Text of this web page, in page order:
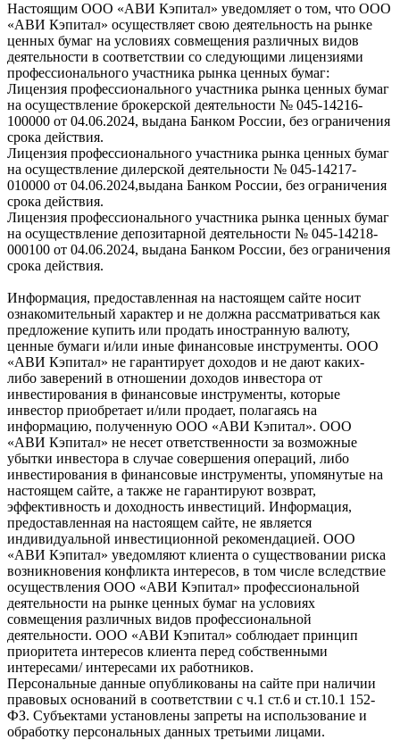
Настоящим ООО «АВИ Кэпитал» уведомляет о том, что ООО
«АВИ Кэпитал» осуществляет свою деятельность на рынке
ценных бумаг на условиях совмещения различных видов
деятельности в соответствии со следующими лицензиями
профессионального участника рынка ценных бумаг:
Лицензия профессионального участника рынка ценных бумаг
на осуществление брокерской деятельности № 045-14216-
100000 от 04.06.2024, выдана Банком России, без ограничения
срока действия.
Лицензия профессионального участника рынка ценных бумаг
на осуществление дилерской деятельности № 045-14217-
010000 от 04.06.2024,выдана Банком России, без ограничения
срока действия.
Лицензия профессионального участника рынка ценных бумаг
на осуществление депозитарной деятельности № 045-14218-
000100 от 04.06.2024, выдана Банком России, без ограничения
срока действия.
Информация, предоставленная на настоящем сайте носит
ознакомительный характер и не должна рассматриваться как
предложение купить или продать иностранную валюту,
ценные бумаги и/или иные финансовые инструменты. ООО
«АВИ Кэпитал» не гарантирует доходов и не дают каких-
либо заверений в отношении доходов инвестора от
инвестирования в финансовые инструменты, которые
инвестор приобретает и/или продает, полагаясь на
информацию, полученную ООО «АВИ Кэпитал». ООО
«АВИ Кэпитал» не несет ответственности за возможные
убытки инвестора в случае совершения операций, либо
инвестирования в финансовые инструменты, упомянутые на
настоящем сайте, а также не гарантируют возврат,
эффективность и доходность инвестиций. Информация,
предоставленная на настоящем сайте, не является
индивидуальной инвестиционной рекомендацией. ООО
«АВИ Кэпитал» уведомляют клиента о существовании риска
возникновения конфликта интересов, в том числе вследствие
осуществления ООО «АВИ Кэпитал» профессиональной
деятельности на рынке ценных бумаг на условиях
совмещения различных видов профессиональной
деятельности. ООО «АВИ Кэпитал» соблюдает принцип
приоритета интересов клиента перед собственными
интересами/ интересами их работников.
Персональные данные опубликованы на сайте при наличии
правовых оснований в соответствии с ч.1 ст.6 и ст.10.1 152-
ФЗ. Субъектами установлены запреты на использование и
обработку персональных данных третьими лицами.